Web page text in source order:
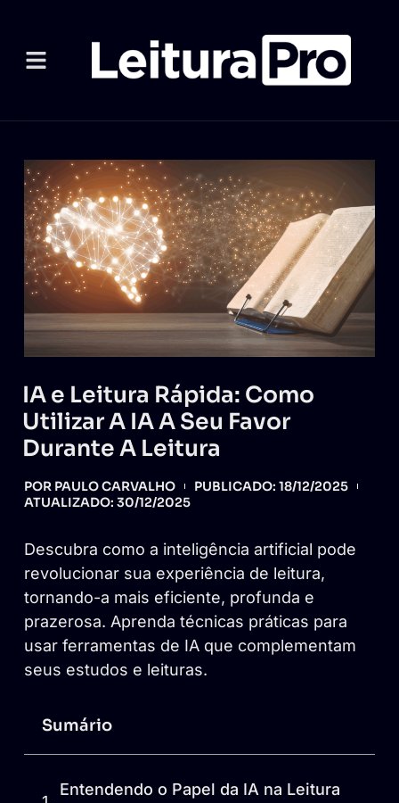
IA e Leitura Rápida: Como
Utilizar A IA A Seu Favor
Durante A Leitura
POR PAULO CARVALHO PUBLICADO: 18/12/2025
ATUALIZADO: 30/12/2025
Descubra como a inteligência artificial pode
revolucionar sua experiência de leitura,
tornando-a mais eficiente, profunda e
prazerosa. Aprenda técnicas práticas para
usar ferramentas de IA que complementam
seus estudos e leituras.
Sumário
Entendendo o Papel da IA na Leitura